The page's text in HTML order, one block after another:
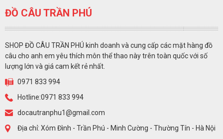
ĐỒ CÂU TRẦN PHÚ
SHOP ĐỒ CÂU TRẦN PHÚ kinh doanh và cung cấp các mặt hàng đồ
câu cho anh em yêu thích môn thể thao này trên toàn quốc với số
lượng lớn và giá cam kết rẻ nhất.
0971 833 994
Hotline:0971 833 994
docautranphu1@gmail.com
Địa chỉ: Xóm Đình - Trần Phú - Minh Cường - Thường Tín - Hà Nội